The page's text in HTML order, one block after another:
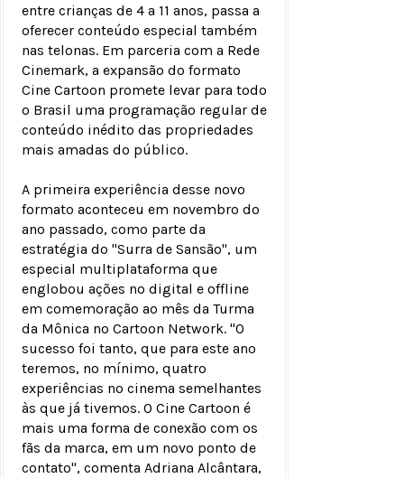
entre crianças de 4 a 11 anos, passa a
oferecer conteúdo especial também
nas telonas. Em parceria com a Rede
Cinemark, a expansão do formato
Cine Cartoon promete levar para todo
o Brasil uma programação regular de
conteúdo inédito das propriedades
mais amadas do público.
A primeira experiência desse novo
formato aconteceu em novembro do
ano passado, como parte da
estratégia do "Surra de Sansão", um
especial multiplataforma que
englobou ações no digital e offline
em comemoração ao mês da Turma
da Mônica no Cartoon Network. "O
sucesso foi tanto, que para este ano
teremos, no mínimo, quatro
experiências no cinema semelhantes
às que já tivemos. O Cine Cartoon é
mais uma forma de conexão com os
fãs da marca, em um novo ponto de
contato", comenta Adriana Alcântara,